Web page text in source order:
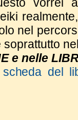
nel
soprattutto
e nelle
del